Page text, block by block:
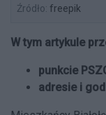
Źródło: freepik
W tym artykule
punkcie
adresie i